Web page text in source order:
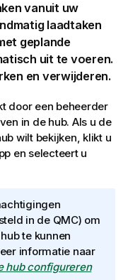
vanuit uw
laadtaken
geplande
uit te voeren.
en verwijderen.
door een beheerder
in de hub. Als u de
wilt bekijken, klikt u
en selecteert u
in de QMC) om
te kunnen
informatie naar
hub configureren